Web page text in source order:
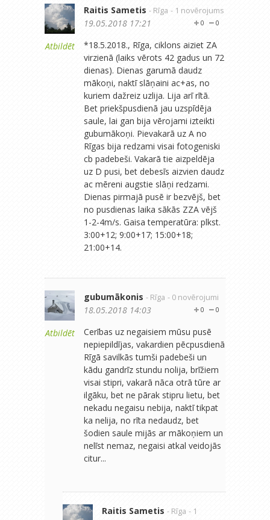
Atbildēt
Raitis Sametis - Rīga - 1 novērojums
0
0
19.05.2018 17:21
*18.5.2018., Rīga, ciklons aiziet ZA
virzienā (laiks vērots 42 gadus un 72
dienas). Dienas garumā daudz
mākoņi, naktī slāņaini ac+as, no
kuriem dažreiz uzlija. Lija arī rītā.
Bet priekšpusdienā jau uzspīdēja
saule, lai gan bija vērojami izteikti
gubumākoņi. Pievakarā uz A no
Rīgas bija redzami visai fotogeniski
cb padebeši. Vakarā tie aizpeldēja
uz D pusi, bet debesīs aizvien daudz
ac mēreni augstie slāņi redzami.
Dienas pirmajā pusē ir bezvējš, bet
no pusdienas laika sākās ZZA vējš
1-2-4m/s. Gaisa temperatūra: plkst.
3:00+12; 9:00+17; 15:00+18;
21:00+14.
Atbildēt
gubumākonis - Rīga - 0 novērojumi
0
0
18.05.2018 14:03
Cerības uz negaisiem mūsu pusē
nepiepildījas, vakardien pēcpusdienā
Rīgā savilkās tumši padebeši un
kādu gandrīz stundu nolija, brīžiem
visai stipri, vakarā nāca otrā tūre ar
ilgāku, bet ne pārak stipru lietu, bet
nekadu negaisu nebija, naktī tikpat
ka nelija, no rīta nedaudz, bet
šodien saule mijās ar mākoņiem un
nelīst nemaz, negaisi atkal veidojās
citur...
Raitis Sametis - Rīga - 1